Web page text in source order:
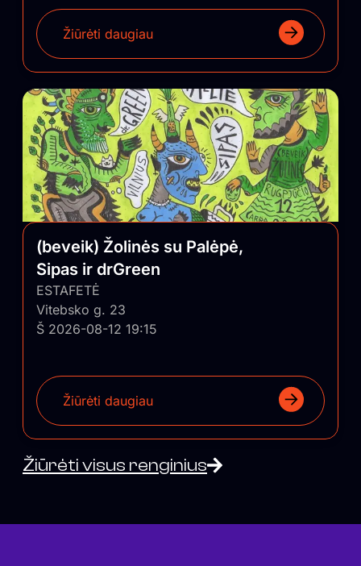
Žiūrėti daugiau
(beveik) Žolinės su Palėpė,
Sipas ir drGreen
ESTAFETĖ
Vitebsko g. 23
Š 2026-08-12 19:15
Žiūrėti daugiau
Žiūrėti visus renginius